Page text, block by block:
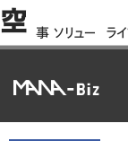
空 事
例
ソリュー
ション
ラ
フ